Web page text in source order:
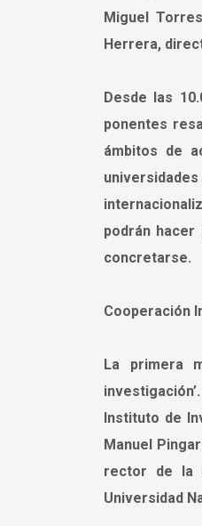
Miguel
Herrera,
Desde las
ponentes
ámbitos de
podrán
concretarse.
Cooperación
La primera
Instituto de
Manuel
rector de la
Universidad